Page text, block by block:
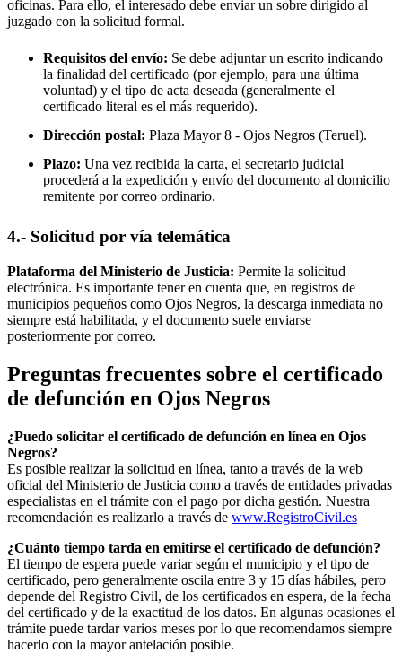
oficinas. Para ello, el interesado debe enviar un sobre dirigido al
juzgado con la solicitud formal.
Requisitos del envío: Se debe adjuntar un escrito indicando
la finalidad del certificado (por ejemplo, para una última
voluntad) y el tipo de acta deseada (generalmente el
certificado literal es el más requerido).
Dirección postal: Plaza Mayor 8 - Ojos Negros (Teruel).
Plazo: Una vez recibida la carta, el secretario judicial
procederá a la expedición y envío del documento al domicilio
remitente por correo ordinario.
4.- Solicitud por vía telemática
Plataforma del Ministerio de Justicia: Permite la solicitud
electrónica. Es importante tener en cuenta que, en registros de
municipios pequeños como Ojos Negros, la descarga inmediata no
siempre está habilitada, y el documento suele enviarse
posteriormente por correo.
Preguntas frecuentes sobre el certificado
de defunción en Ojos Negros
¿Puedo solicitar el certificado de defunción en línea en Ojos
Negros?
Es posible realizar la solicitud en línea, tanto a través de la web
oficial del Ministerio de Justicia como a través de entidades privadas
especialistas en el trámite con el pago por dicha gestión. Nuestra
recomendación es realizarlo a través de www.RegistroCivil.es
¿Cuánto tiempo tarda en emitirse el certificado de defunción?
El tiempo de espera puede variar según el municipio y el tipo de
certificado, pero generalmente oscila entre 3 y 15 días hábiles, pero
depende del Registro Civil, de los certificados en espera, de la fecha
del certificado y de la exactitud de los datos. En algunas ocasiones el
trámite puede tardar varios meses por lo que recomendamos siempre
hacerlo con la mayor antelación posible.